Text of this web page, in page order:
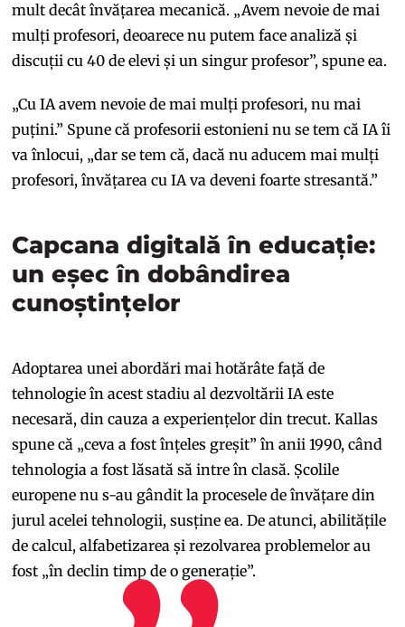
mult decât învățarea mecanică. „Avem nevoie de mai
mulți profesori, deoarece nu putem face analiză și
discuții cu 40 de elevi și un singur profesor”, spune ea.
„Cu IA avem nevoie de mai mulți profesori, nu mai
puțini.” Spune că profesorii estonieni nu se tem că IA îi
va înlocui, „dar se tem că, dacă nu aducem mai mulți
profesori, învățarea cu IA va deveni foarte stresantă.”
Capcana digitală în educație:
un eșec în dobândirea
cunoștințelor
Adoptarea unei abordări mai hotărâte față de
tehnologie în acest stadiu al dezvoltării IA este
necesară, din cauza a experiențelor din trecut. Kallas
spune că „ceva a fost înțeles greșit” în anii 1990, când
tehnologia a fost lăsată să intre în clasă. Școlile
europene nu s-au gândit la procesele de învățare din
jurul acelei tehnologii, susține ea. De atunci, abilitățile
de calcul, alfabetizarea și rezolvarea problemelor au
fost „în declin timp de o generație”.